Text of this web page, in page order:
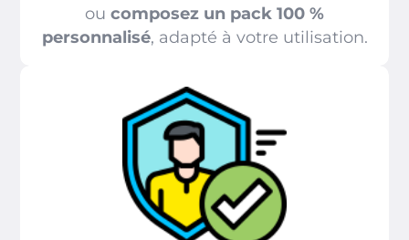
ou composez un pack 100 %
personnalisé, adapté à votre utilisation.